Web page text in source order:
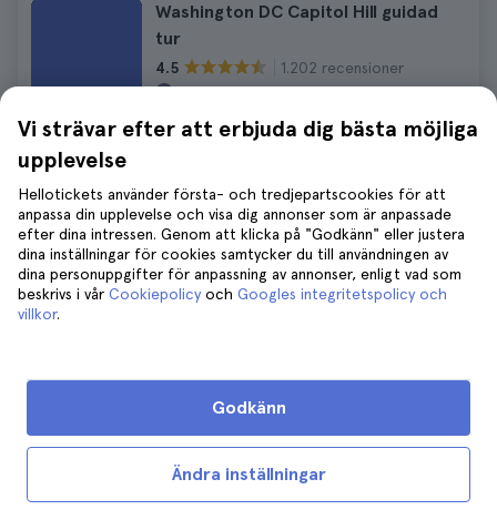
Washington DC Capitol Hill guidad
tur
4.5
1.202 recensioner
Längd: from 2 to 3 hours
821 kr 747 kr
Washington DC Hoppa-på-hoppa-av
Stor busstur
4.6
1.079 recensioner
Arlington Nationella kyrkogård
Hoppa-på-hoppa-av-trolleritur
Vi strävar efter att erbjuda dig bästa möjliga
upplevelse
Hellotickets använder första- och tredjepartscookies för att
anpassa din upplevelse och visa dig annonser som är anpassade
efter dina intressen. Genom att klicka på "Godkänn" eller justera
dina inställningar för cookies samtycker du till användningen av
dina personuppgifter för anpassning av annonser, enligt vad som
beskrivs i vår Cookiepolicy och Googles integritetspolicy och
villkor.
Ändra inställningar
Godkänn